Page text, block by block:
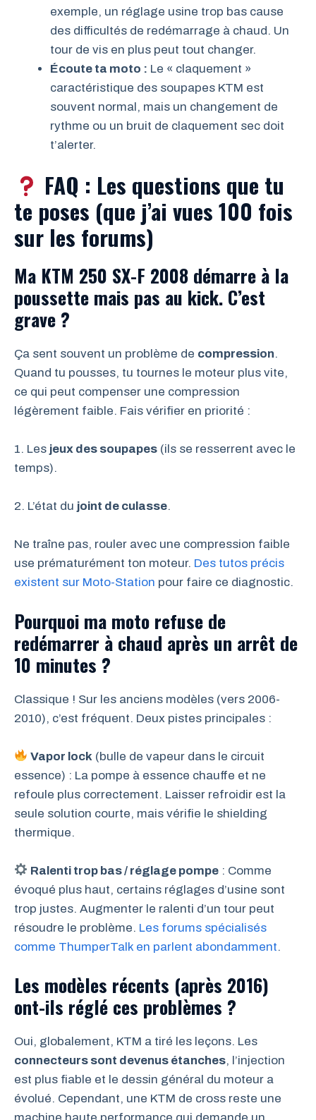
exemple, un réglage usine trop bas cause
des difficultés de redémarrage à chaud. Un
tour de vis en plus peut tout changer.
Écoute ta moto : Le « claquement »
caractéristique des soupapes KTM est
souvent normal, mais un changement de
rythme ou un bruit de claquement sec doit
t’alerter.
FAQ : Les questions que tu
te poses (que j’ai vues 100 fois
sur les forums)
Ma KTM 250 SX-F 2008 démarre à la
poussette mais pas au kick. C’est
grave ?
Ça sent souvent un problème de compression.
Quand tu pousses, tu tournes le moteur plus vite,
ce qui peut compenser une compression
légèrement faible. Fais vérifier en priorité :
1. Les jeux des soupapes (ils se resserrent avec le
temps).
2. L’état du joint de culasse.
Ne traîne pas, rouler avec une compression faible
use prématurément ton moteur. Des tutos précis
existent sur Moto-Station pour faire ce diagnostic.
Pourquoi ma moto refuse de
redémarrer à chaud après un arrêt de
10 minutes ?
Classique ! Sur les anciens modèles (vers 2006-
2010), c’est fréquent. Deux pistes principales :
Vapor lock (bulle de vapeur dans le circuit
essence) : La pompe à essence chauffe et ne
refoule plus correctement. Laisser refroidir est la
seule solution courte, mais vérifie le shielding
thermique.
Ralenti trop bas / réglage pompe : Comme
évoqué plus haut, certains réglages d’usine sont
trop justes. Augmenter le ralenti d’un tour peut
résoudre le problème. Les forums spécialisés
comme ThumperTalk en parlent abondamment.
Les modèles récents (après 2016)
ont-ils réglé ces problèmes ?
Oui, globalement, KTM a tiré les leçons. Les
connecteurs sont devenus étanches, l’injection
est plus fiable et le dessin général du moteur a
évolué. Cependant, une KTM de cross reste une